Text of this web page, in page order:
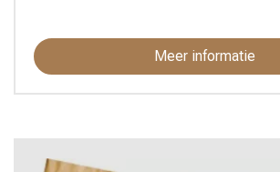
Meer informatie